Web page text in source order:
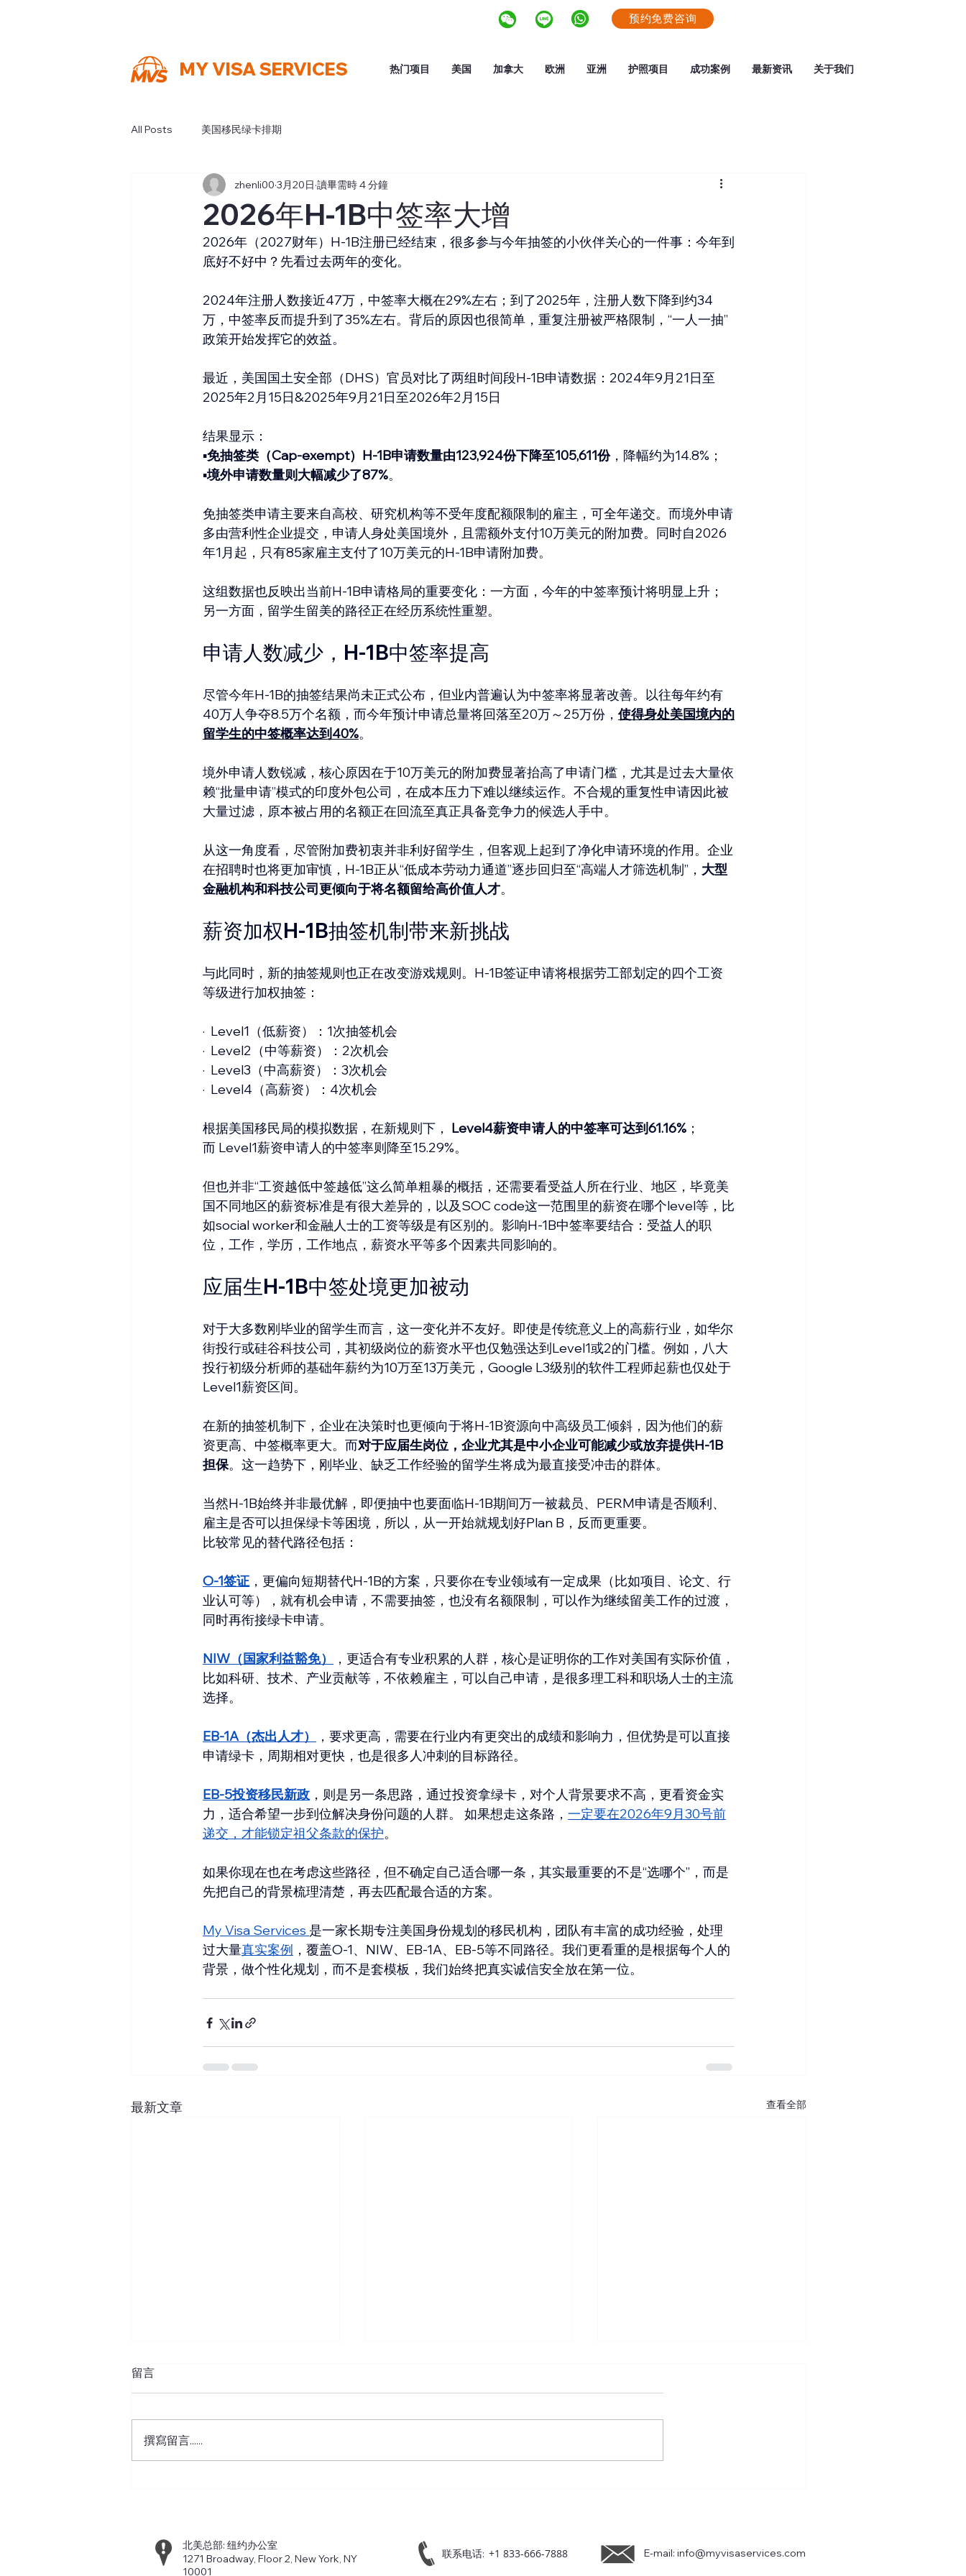
预约免费咨询
MY VISA SERVICES 热门项目 美国 加拿大 欧洲 亚洲 护照项目 成功案例 最新资讯 关于我们
All Posts 美国移民绿卡排期
2026年H-1B中签率大增
zhenli00 3月20日 讀畢需時 4 分鐘
2026年（2027财年）H-1B注册已经结束，很多参与今年抽签的小伙伴关心的一件事：今年到
底好不好中？先看过去两年的变化。
2024年注册人数接近47万，中签率大概在29%左右；到了2025年，注册人数下降到约34
万，中签率反而提升到了35%左右。背后的原因也很简单，重复注册被严格限制，“一人一抽”
政策开始发挥它的效益。
最近，美国国土安全部（DHS）官员对比了两组时间段H-1B申请数据：2024年9月21日至
2025年2月15日&2025年9月21日至2026年2月15日
结果显示：
▪️免抽签类（Cap-exempt）H-1B申请数量由123,924份下降至105,611份，降幅约为14.8%；
▪️境外申请数量则大幅减少了87%。
免抽签类申请主要来自高校、研究机构等不受年度配额限制的雇主，可全年递交。而境外申请
多由营利性企业提交，申请人身处美国境外，且需额外支付10万美元的附加费。同时自2026
年1月起，只有85家雇主支付了10万美元的H-1B申请附加费。
这组数据也反映出当前H-1B申请格局的重要变化：一方面，今年的中签率预计将明显上升；
另一方面，留学生留美的路径正在经历系统性重塑。
申请人数减少，H-1B中签率提高
尽管今年H-1B的抽签结果尚未正式公布，但业内普遍认为中签率将显著改善。以往每年约有
40万人争夺8.5万个名额，而今年预计申请总量将回落至20万～25万份， 使得身处美国境内的
留学生的中签概率达到40%。
境外申请人数锐减，核心原因在于10万美元的附加费显著抬高了申请门槛，尤其是过去大量依
赖“批量申请”模式的印度外包公司，在成本压力下难以继续运作。不合规的重复性申请因此被
大量过滤，原本被占用的名额正在回流至真正具备竞争力的候选人手中。
从这一角度看，尽管附加费初衷并非利好留学生，但客观上起到了净化申请环境的作用。企业
在招聘时也将更加审慎，H-1B正从“低成本劳动力通道”逐步回归至“高端人才筛选机制”， 大型
金融机构和科技公司更倾向于将名额留给高价值人才。
薪资加权H-1B抽签机制带来新挑战
与此同时，新的抽签规则也正在改变游戏规则。H-1B签证申请将根据劳工部划定的四个工资
等级进行加权抽签：
·  Level1（低薪资）：1次抽签机会
·  Level2（中等薪资）：2次机会
·  Level3（中高薪资）：3次机会
·  Level4（高薪资）：4次机会
根据美国移民局的模拟数据，在新规则下， Level4薪资申请人的中签率可达到61.16% ；
而 Level1薪资申请人的中签率则降至15.29%。
但也并非“工资越低中签越低”这么简单粗暴的概括，还需要看受益人所在行业、地区，毕竟美
国不同地区的薪资标准是有很大差异的，以及SOC code这一范围里的薪资在哪个level等，比
如social worker和金融人士的工资等级是有区别的。影响H-1B中签率要结合：受益人的职
位，工作，学历，工作地点，薪资水平等多个因素共同影响的。
应届生H-1B中签处境更加被动
对于大多数刚毕业的留学生而言，这一变化并不友好。即使是传统意义上的高薪行业，如华尔
街投行或硅谷科技公司，其初级岗位的薪资水平也仅勉强达到Level1或2的门槛。例如，八大
投行初级分析师的基础年薪约为10万至13万美元，Google L3级别的软件工程师起薪也仅处于
Level1薪资区间。
在新的抽签机制下，企业在决策时也更倾向于将H-1B资源向中高级员工倾斜，因为他们的薪
资更高、中签概率更大。而对于应届生岗位，企业尤其是中小企业可能减少或放弃提供H-1B
担保。这一趋势下，刚毕业、缺乏工作经验的留学生将成为最直接受冲击的群体。
当然H-1B始终并非最优解，即便抽中也要面临H-1B期间万一被裁员、PERM申请是否顺利、
雇主是否可以担保绿卡等困境，所以，从一开始就规划好Plan B，反而更重要。
比较常见的替代路径包括：
O-1签证 ，更偏向短期替代H-1B的方案，只要你在专业领域有一定成果（比如项目、论文、行
业认可等），就有机会申请，不需要抽签，也没有名额限制，可以作为继续留美工作的过渡，
同时再衔接绿卡申请。
NIW（国家利益豁免）
，更适合有专业积累的人群，核心是证明你的工作对美国有实际价值，
比如科研、技术、产业贡献等，不依赖雇主，可以自己申请，是很多理工科和职场人士的主流
选择。
EB-1A（杰出人才）
，要求更高，需要在行业内有更突出的成绩和影响力，但优势是可以直接
申请绿卡，周期相对更快，也是很多人冲刺的目标路径。
EB-5投资移民新政 ，则是另一条思路，通过投资拿绿卡，对个人背景要求不高，更看资金实
力，适合希望一步到位解决身份问题的人群。 如果想走这条路， 一定要在2026年9月30号前
递交，才能锁定祖父条款的保护。
如果你现在也在考虑这些路径，但不确定自己适合哪一条，其实最重要的不是“选哪个”，而是
先把自己的背景梳理清楚，再去匹配最合适的方案。
My Visa Services 是一家长期专注美国身份规划的移民机构，团队有丰富的成功经验，处理
过大量真实案例 ，覆盖O-1、NIW、EB-1A、EB-5等不同路径。我们更看重的是根据每个人的
背景，做个性化规划，而不是套模板，我们始终把真实诚信安全放在第一位。
最新文章 查看全部
留言
撰寫留言......
北美总部: 纽约办公室
1271 Broadway, Floor 2, New York, NY
10001
联系电话: +1 833-666-7888 E-mail: info@myvisaservices.com